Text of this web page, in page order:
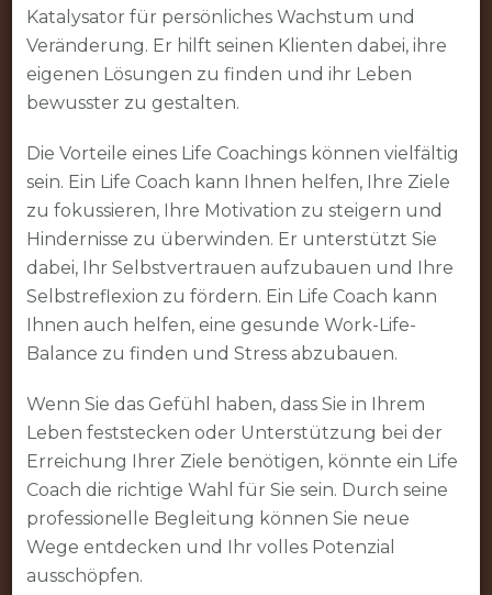
Katalysator für persönliches Wachstum und
Veränderung. Er hilft seinen Klienten dabei, ihre
eigenen Lösungen zu finden und ihr Leben
bewusster zu gestalten.
Die Vorteile eines Life Coachings können vielfältig
sein. Ein Life Coach kann Ihnen helfen, Ihre Ziele
zu fokussieren, Ihre Motivation zu steigern und
Hindernisse zu überwinden. Er unterstützt Sie
dabei, Ihr Selbstvertrauen aufzubauen und Ihre
Selbstreflexion zu fördern. Ein Life Coach kann
Ihnen auch helfen, eine gesunde Work-Life-
Balance zu finden und Stress abzubauen.
Wenn Sie das Gefühl haben, dass Sie in Ihrem
Leben feststecken oder Unterstützung bei der
Erreichung Ihrer Ziele benötigen, könnte ein Life
Coach die richtige Wahl für Sie sein. Durch seine
professionelle Begleitung können Sie neue
Wege entdecken und Ihr volles Potenzial
ausschöpfen.